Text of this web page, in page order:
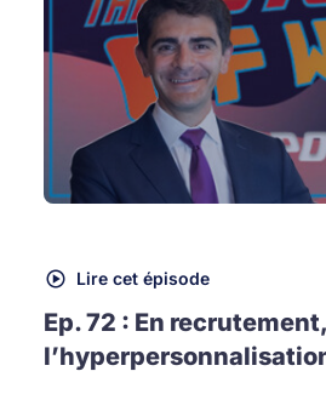
Lire cet épisode
Ep. 72 : En recrutement,